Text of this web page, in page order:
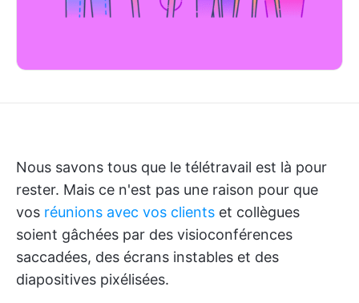
Nous savons tous que le télétravail est là pour
rester. Mais ce n'est pas une raison pour que
vos réunions avec vos clients et collègues
soient gâchées par des visioconférences
saccadées, des écrans instables et des
diapositives pixélisées.